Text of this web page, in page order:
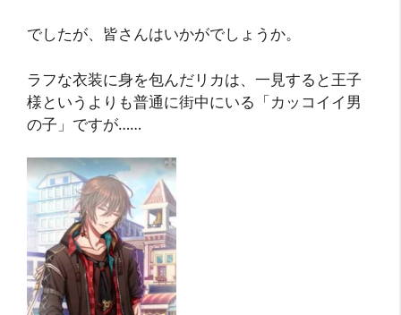
でしたが、皆さんはいかがでしょうか。
ラフな衣装に身を包んだリカは、一見すると王子
様というよりも普通に街中にいる「カッコイイ男
の子」ですが……